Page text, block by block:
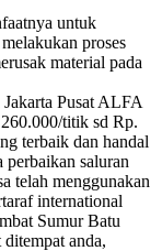
untuk
proses
material pada
Pusat ALFA
titik sd Rp.
terbaik dan handal
saluran
telah menggunakan
international
Sumur Batu
anda,